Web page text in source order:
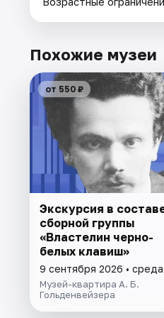
Похожие музеи
от 550 ₽
Экскурсия в
сборной группы
«Властелин черно-
белых клавиш»
9 сентября 2026 • среда
Музей-квартира А. Б.
Гольденвейзера